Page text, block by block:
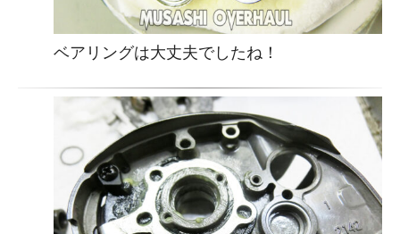
ベアリングは大丈夫でしたね！